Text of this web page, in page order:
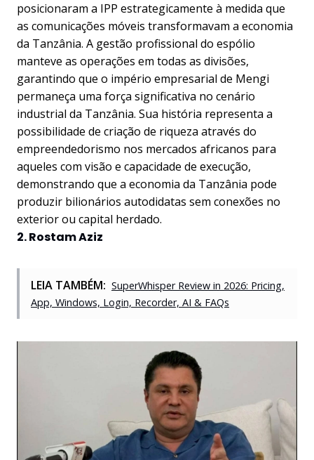
posicionaram a IPP estrategicamente à medida que
as comunicações móveis transformavam a economia
da Tanzânia. A gestão profissional do espólio
manteve as operações em todas as divisões,
garantindo que o império empresarial de Mengi
permaneça uma força significativa no cenário
industrial da Tanzânia. Sua história representa a
possibilidade de criação de riqueza através do
empreendedorismo nos mercados africanos para
aqueles com visão e capacidade de execução,
demonstrando que a economia da Tanzânia pode
produzir bilionários autodidatas sem conexões no
exterior ou capital herdado.
2. Rostam Aziz
LEIA TAMBÉM: SuperWhisper Review in 2026: Pricing,
App, Windows, Login, Recorder, AI & FAQs